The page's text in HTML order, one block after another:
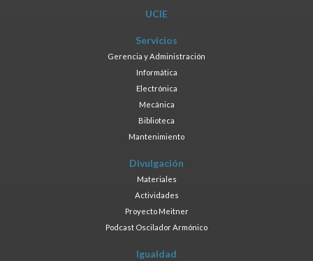
UCIE
Servicios
Gerencia y Administración
Informática
Electrónica
Mecánica
Biblioteca
Mantenimiento
Divulgación
Materiales
Actividades
Proyecto Meitner
Podcast Oscilador Armónico
Igualdad